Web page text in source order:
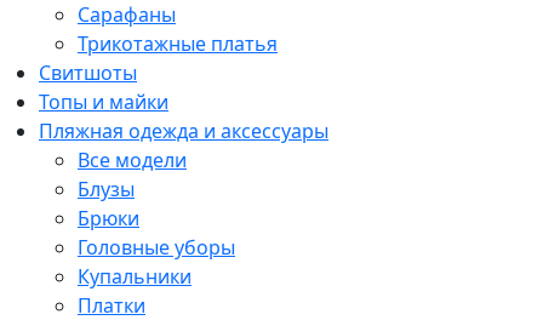
Сарафаны
Трикотажные платья
Свитшоты
Топы и майки
Пляжная одежда и аксессуары
Все модели
Блузы
Брюки
Головные уборы
Купальники
Платки